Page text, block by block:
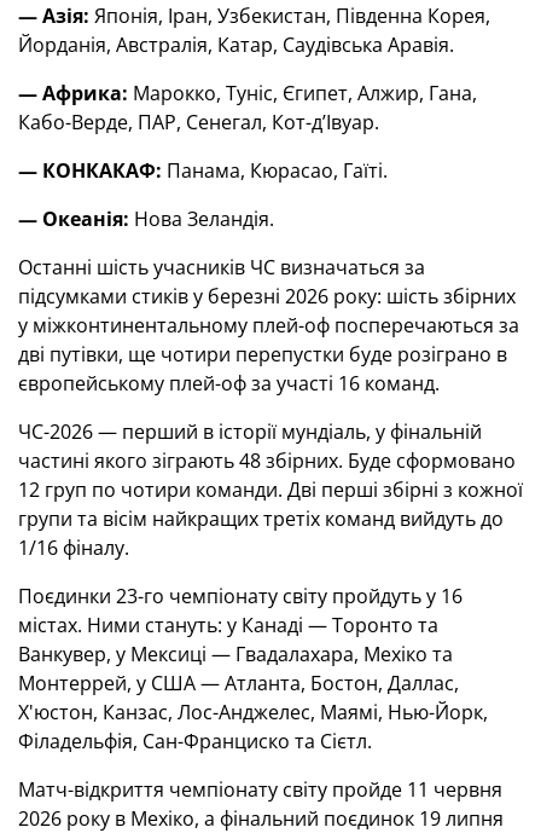
— Азія: Японія, Іран, Узбекистан, Південна Корея,
Йорданія, Австралія, Катар, Саудівська Аравія.
— Африка: Марокко, Туніс, Єгипет, Алжир, Гана,
Кабо-Верде, ПАР, Сенегал, Кот-д’Івуар.
— КОНКАКАФ: Панама, Кюрасао, Гаїті.
— Океанія: Нова Зеландія.
Останні шість учасників ЧС визначаться за
підсумками стиків у березні 2026 року: шість збірних
у міжконтинентальному плей-оф посперечаються за
дві путівки, ще чотири перепустки буде розіграно в
європейському плей-оф за участі 16 команд.
ЧС-2026 — перший в історії мундіаль, у фінальній
частині якого зіграють 48 збірних. Буде сформовано
12 груп по чотири команди. Дві перші збірні з кожної
групи та вісім найкращих третіх команд вийдуть до
1/16 фіналу.
Поєдинки 23-го чемпіонату світу пройдуть у 16
містах. Ними стануть: у Канаді — Торонто та
Ванкувер, у Мексиці — Гвадалахара, Мехіко та
Монтеррей, у США — Атланта, Бостон, Даллас,
Х'юстон, Канзас, Лос-Анджелес, Маямі, Нью-Йорк,
Філадельфія, Сан-Франциско та Сієтл.
Матч-відкриття чемпіонату світу пройде 11 червня
2026 року в Мехіко, а фінальний поєдинок 19 липня